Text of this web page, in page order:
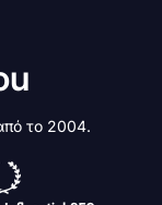
το 2004.